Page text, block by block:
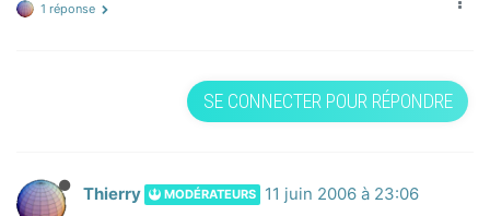
1 réponse
SE CONNECTER POUR RÉPONDRE
Thierry MODÉRATEURS 11 juin 2006 à 23:06